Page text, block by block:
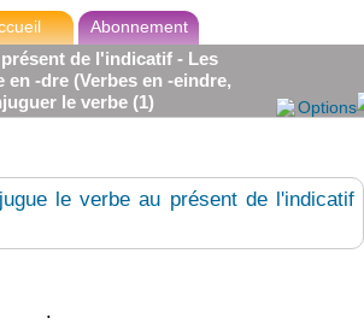
Abonnement
de l'indicatif - Les
en -dre (Verbes en -eindre,
le verbe (1)
Options
le verbe au présent de l'indicatif
.